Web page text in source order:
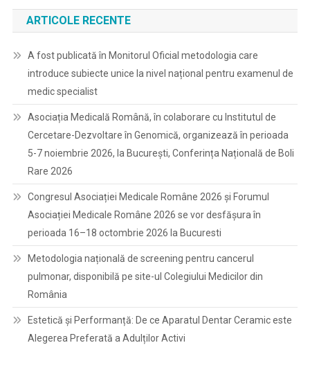
ARTICOLE RECENTE
A fost publicată în Monitorul Oficial metodologia care
introduce subiecte unice la nivel național pentru examenul de
medic specialist
Asociația Medicală Română, în colaborare cu Institutul de
Cercetare-Dezvoltare în Genomică, organizează în perioada
5-7 noiembrie 2026, la București, Conferința Națională de Boli
Rare 2026
Congresul Asociației Medicale Române 2026 și Forumul
Asociației Medicale Române 2026 se vor desfășura în
perioada 16–18 octombrie 2026 la Bucuresti
Metodologia națională de screening pentru cancerul
pulmonar, disponibilă pe site-ul Colegiului Medicilor din
România
Estetică și Performanță: De ce Aparatul Dentar Ceramic este
Alegerea Preferată a Adulților Activi